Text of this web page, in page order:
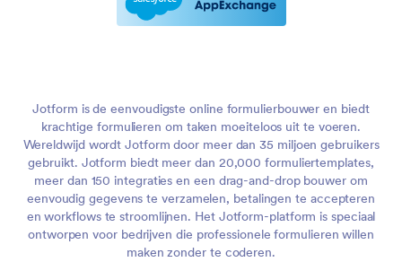
Jotform is de eenvoudigste online formulierbouwer en biedt
krachtige formulieren om taken moeiteloos uit te voeren.
Wereldwijd wordt Jotform door meer dan 35 miljoen gebruikers
gebruikt. Jotform biedt meer dan 20,000 formuliertemplates,
meer dan 150 integraties en een drag-and-drop bouwer om
eenvoudig gegevens te verzamelen, betalingen te accepteren
en workflows te stroomlijnen. Het Jotform-platform is speciaal
ontworpen voor bedrijven die professionele formulieren willen
maken zonder te coderen.